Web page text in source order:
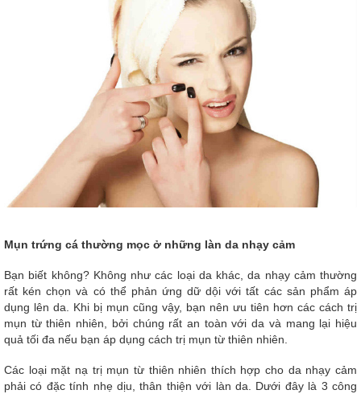
Mụn trứng cá thường mọc ở những làn da nhạy cảm
Bạn biết không? Không như các loại da khác, da nhạy cảm thường
rất kén chọn và có thể phản ứng dữ dội với tất các sản phẩm áp
dụng lên da. Khi bị mụn cũng vậy, bạn nên ưu tiên hơn các cách trị
mụn từ thiên nhiên, bởi chúng rất an toàn với da và mang lại hiệu
quả tối đa nếu bạn áp dụng cách trị mụn từ thiên nhiên.
Các loại mặt nạ trị mụn từ thiên nhiên thích hợp cho da nhạy cảm
phải có đặc tính nhẹ dịu, thân thiện với làn da. Dưới đây là 3 công